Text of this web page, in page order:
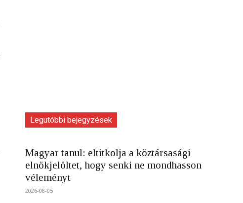
Legutóbbi bejegyzések
Magyar tanul: eltitkolja a köztársasági
elnökjelöltet, hogy senki ne mondhasson
véleményt
2026-08-05